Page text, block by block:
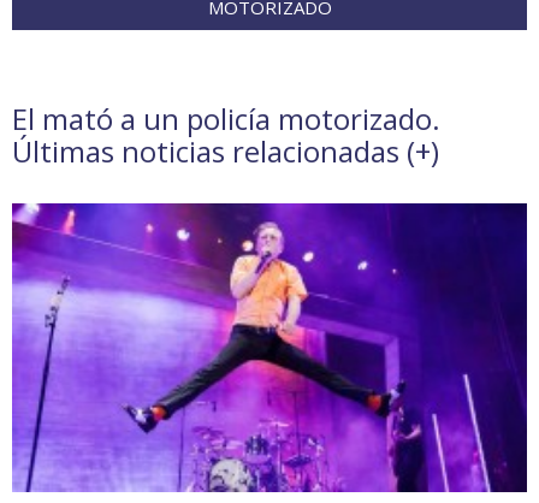
MOTORIZADO
El mató a un policía motorizado.
Últimas noticias relacionadas (+)